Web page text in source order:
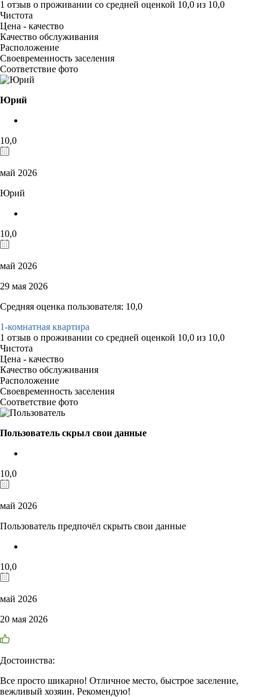
1 отзыв о проживании со средней оценкой 10,0 из 10,0
Чистота
Цена - качество
Качество обслуживания
Расположение
Своевременность заселения
Соответствие фото
Юрий
10,0
май 2026
Юрий
10,0
май 2026
29 мая 2026
Средняя оценка пользователя: 10,0
1-комнатная квартира
1 отзыв о проживании со средней оценкой 10,0 из 10,0
Чистота
Цена - качество
Качество обслуживания
Расположение
Своевременность заселения
Соответствие фото
Пользователь скрыл свои данные
10,0
май 2026
Пользователь предпочёл скрыть свои данные
10,0
май 2026
20 мая 2026
Достоинства:
Все просто шикарно! Отличное место, быстрое заселение,
вежливый хозяин. Рекомендую!